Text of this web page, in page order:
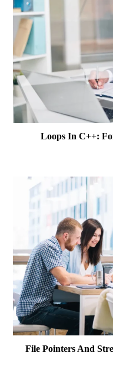
Loops In C++:
File Pointers And